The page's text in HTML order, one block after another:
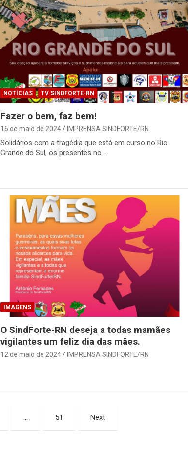
NOTÍCIAS TV SINDFORTE-RN
Fazer o bem, faz bem!
16 de maio de 2024 IMPRENSA SINDFORTE/RN
Solidários com a tragédia que está em curso no Rio
Grande do Sul, os presentes no…
IMAGENS
O SindForte-RN deseja a todas mamães
vigilantes um feliz dia das mães.
12 de maio de 2024 IMPRENSA SINDFORTE/RN
… 51 Next